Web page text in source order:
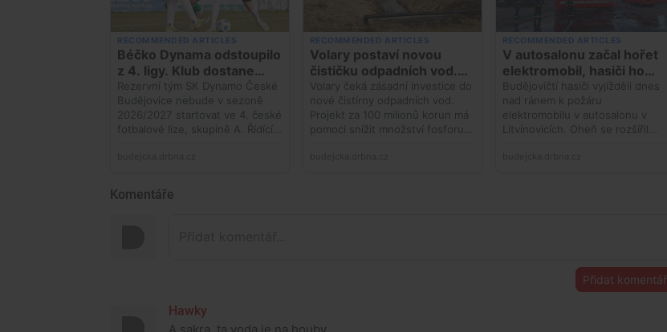
Komentáře
Přidat komentář
Hawky